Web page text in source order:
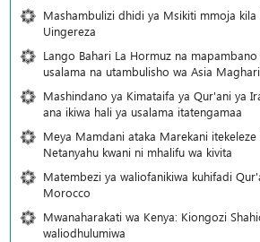
Mashambulizi dhidi ya Msikiti mmoja
Uingereza
Lango Bahari La Hormuz na
usalama na utambulisho wa Asia
Mashindano ya Kimataifa ya Qur'ani ya
ana ikiwa hali ya usalama itatengamaa
Meya Mamdani ataka Marekani itekeleze
Netanyahu kwani ni mhalifu wa kivita
Matembezi ya waliofanikiwa kuhifadi
Morocco
Mwanaharakati wa Kenya: Kiongozi
waliodhulumiwa